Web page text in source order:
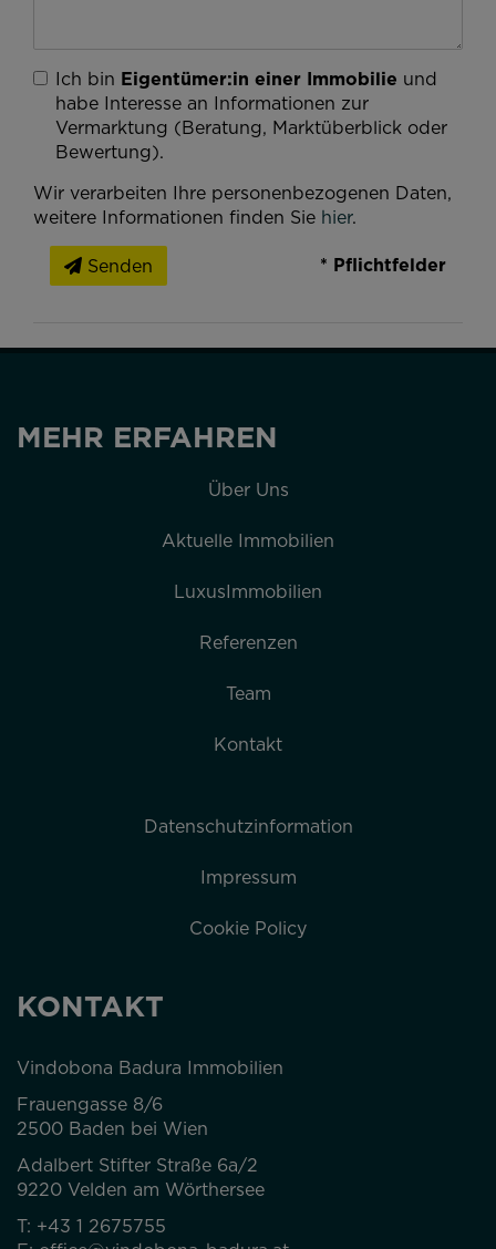
Ich bin Eigentümer:in einer Immobilie und
habe Interesse an Informationen zur
Vermarktung (Beratung, Marktüberblick oder
Bewertung).
Wir verarbeiten Ihre personenbezogenen Daten,
weitere Informationen finden Sie hier.
Senden
* Pflichtfelder
MEHR ERFAHREN
Über Uns
Aktuelle Immobilien
LuxusImmobilien
Referenzen
Team
Kontakt
Datenschutzinformation
Impressum
Cookie Policy
KONTAKT
Vindobona Badura Immobilien
Frauengasse 8/6
2500 Baden bei Wien
Adalbert Stifter Straße 6a/2
9220 Velden am Wörthersee
T: +43 1 2675755